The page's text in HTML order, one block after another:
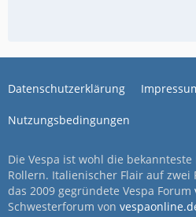
Datenschutzerklärung
Nutzungsbedingungen
Die Vespa ist wohl die
Rollern. Italienischer Flair auf
das 2009 gegründete Vespa Forum
Schwesterforum von